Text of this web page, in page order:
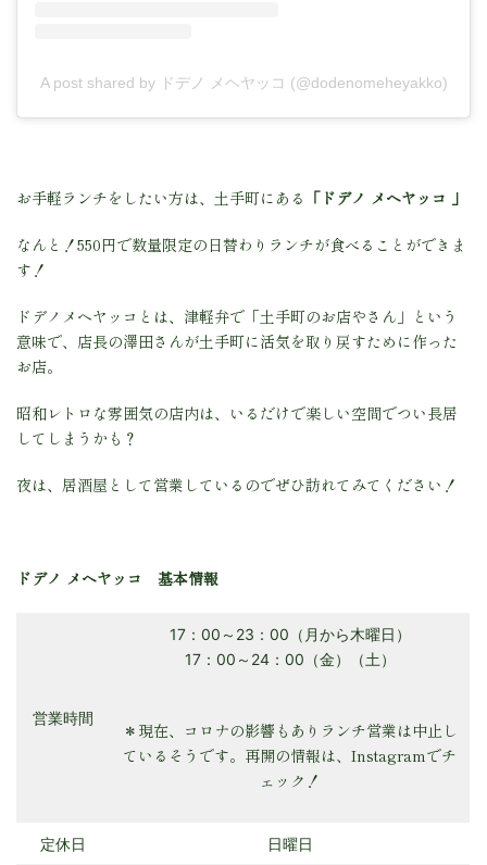
A post shared by ドデノ メヘヤッコ (@dodenomeheyakko)
お手軽ランチをしたい方は、土手町にある 「ドデノ メヘヤッコ 」
なんと！550円で数量限定の日替わりランチが食べることができま
す！
ドデノメヘヤッコとは、津軽弁で「土手町のお店やさん」という
意味で、店長の澤田さんが土手町に活気を取り戻すために作った
お店。
昭和レトロな雰囲気の店内は、いるだけで楽しい空間でつい長居
してしまうかも？
夜は、居酒屋として営業しているのでぜひ訪れてみてください！
ドデノ メヘヤッコ 基本情報
営業時間
17：00～23：00（月から木曜日）
17：00～24：00（金）（土）
＊現在、コロナの影響もありランチ営業は中止し
ているそうです。再開の情報は、Instagramでチ
ェック！
定休日 日曜日